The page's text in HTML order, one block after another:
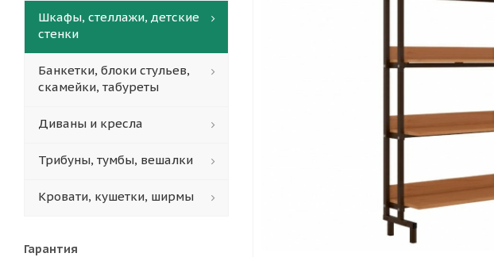
Шкафы, стеллажи, детские
стенки
Банкетки, блоки стульев,
скамейки, табуреты
Диваны и кресла
Трибуны, тумбы, вешалки
Кровати, кушетки, ширмы
Гарантия